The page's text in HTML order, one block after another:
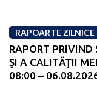
RAPOARTE
RAPORT PRIVIND
ŞI A CALITĂŢII
08:00 –